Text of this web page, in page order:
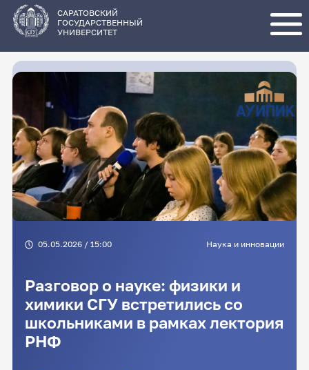
основному
содержанию
САРАТОВСКИЙ
ГОСУДАРСТВЕННЫЙ
УНИВЕРСИТЕТ
05.05.2026 / 15:00 Наука и инновации
Разговор о науке: физики и
химики СГУ встретились со
школьниками в рамках лектория
РНФ